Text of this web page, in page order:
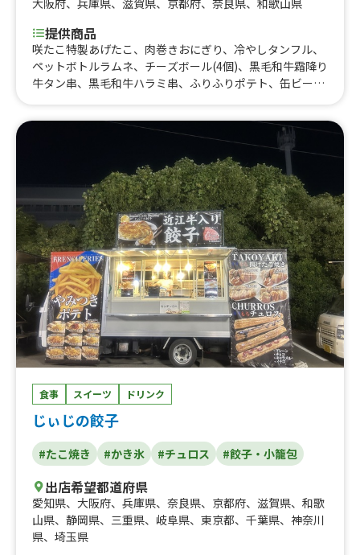
大阪府、 兵庫県、 滋賀県、 京都府、 奈良県、 和歌山県
提供商品
咲たこ特製あげたこ、肉巻きおにぎり、冷やしタンフル、
ペットボトルラムネ、チーズボール(4個)、黒毛和牛霜降り
牛タン串、黒毛和牛ハラミ串、ふりふりポテト、缶ビー
さくらソフト、国産黒毛和牛すじ丼、九条ネギ豚汁、ソフ
トアイス、かき氷、ハーブフランク、ナチョチー丼、モダ
ンオムたこ丼、モダンオムたこ、京風たこ焼き
食事 スイーツ ドリンク
じぃじの餃子
#たこ焼き #かき氷 #チュロス #餃子・小籠包
出店希望都道府県
愛知県、 大阪府、 兵庫県、 奈良県、 京都府、 滋賀県、 和歌
山県、 静岡県、 三重県、 岐阜県、 東京都、 千葉県、 神奈川
県、 埼玉県